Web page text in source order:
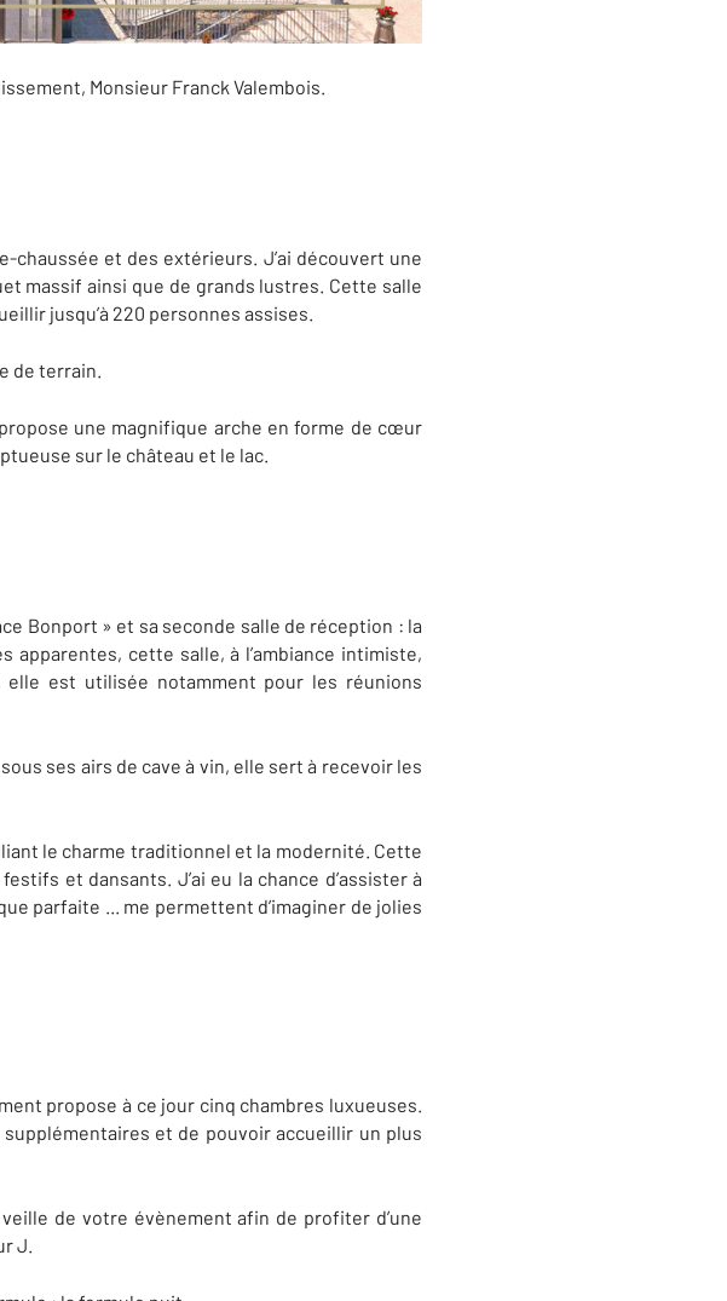
Monsieur Franck Valembois.
et des extérieurs. J’ai découvert une
massif ainsi que de grands lustres. Cette salle
jusqu’à 220 personnes assises.
de terrain.
une magnifique arche en forme de cœur
sur le château et le lac.
Bonport » et sa seconde salle de réception : la
apparentes, cette salle, à l’ambiance intimiste,
elle est utilisée notamment pour les réunions
ses airs de cave à vin, elle sert à recevoir les
le charme traditionnel et la modernité. Cette
et dansants. J’ai eu la chance d’assister à
parfaite ... me permettent d’imaginer de jolies
propose à ce jour cinq chambres luxueuses.
et de pouvoir accueillir un plus
de votre évènement afin de profiter d’une
J.